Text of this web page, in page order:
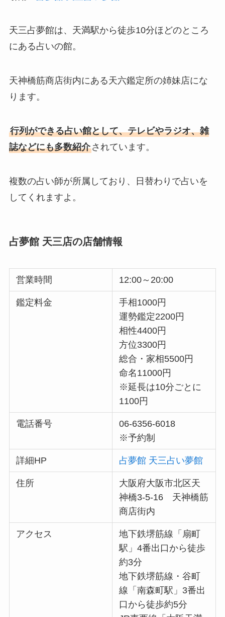
天三占夢館は、天満駅から徒歩10分ほどのところ
にある占いの館。
天神橋筋商店街内にある天六鑑定所の姉妹店にな
ります。
行列ができる占い館として、テレビやラジオ、雑
誌などにも多数紹介されています。
複数の占い師が所属しており、日替わりで占いを
してくれますよ。
占夢館 天三店の店舗情報
営業時間 12:00～20:00
鑑定料金
手相1000円
運勢鑑定2200円
相性4400円
方位3300円
総合・家相5500円
命名11000円
※延長は10分ごとに
1100円
電話番号
06-6356-6018
※予約制
詳細HP 占夢館 天三占い夢館
住所
大阪府大阪市北区天
神橋3-5-16 天神橋筋
商店街内
アクセス
地下鉄堺筋線「扇町
駅」4番出口から徒歩
約3分
地下鉄堺筋線・谷町
線「南森町駅」3番出
口から徒歩約5分